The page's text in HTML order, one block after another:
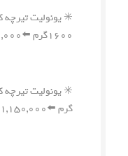
۱۶۰۰گرم ⬅️۱,۱۰۰,۰۰۰ ریال
گرم ⬅️۱,۱۵۰,۰۰۰ ریال